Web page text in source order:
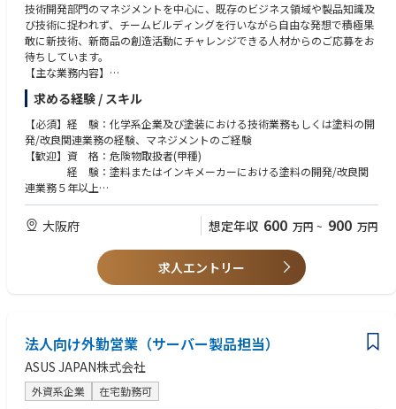
技術開発部門のマネジメントを中心に、既存のビジネス領域や製品知識及
び技術に捉われず、チームビルディングを行いながら自由な発想で積極果
敢に新技術、新商品の創造活動にチャレンジできる人材からのご応募をお
待ちしています。
【主な業務内容】
① カーボンニュートラル社会実現に貢献する塗料開発業務（開発から量
産化まで）
② 新規市場及び既存市場における商品開発のための企画立案、要求品質
の確認と商品設計など
③ 開発商品の国内外市場導入（海外拠点への技術移管対応含む）
④ 開発技術の環境貢献度合いの可視化活動（LCA策定）
⑤ テクニカルサービス（顧客要望の対応、塗料施工現場対応など）
【当ポジションへの期待】
入社後は各領域の様々な商品開発に必要なビジネス環境や塗料設計、塗装
や評価手法を経験とともに構築していただきます。
その後各プロジェクトの担当者として計画立案、塗料設計、チームのマネ
ージメントなどを担当いただき、海外拠点との連携と技術交流、グローバ
す。
求める経験 / スキル
【必須】経 験：化学系企業及び塗装における技術業務もしくは塗料の開
発/改良関連業務の経験、マネジメントのご経験
【歓迎】資 格：危険物取扱者(甲種)
経 験：塗料またはインキメーカーにおける塗料の開発/改良関
連業務５年以上
知 識：カーボンナノチューブ、樹脂合成技術、塗装、印刷、無
機化学、生産管理、工程管理
大阪府 想定年収 600 万円 ~ 900 万円
求人エントリー
法人向け外勤営業（サーバー製品担当）
ASUS JAPAN株式会社
外資系企業 在宅勤務可